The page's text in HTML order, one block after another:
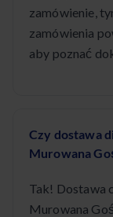
zamówienie,
zamówienia
aby poznać
Czy dostawa
Murowana
Tak! Dostawa
Murowana